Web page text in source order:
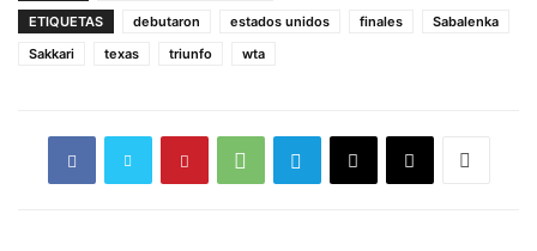
ETIQUETAS
debutaron estados unidos finales
Sabalenka
Sakkari
texas triunfo wta